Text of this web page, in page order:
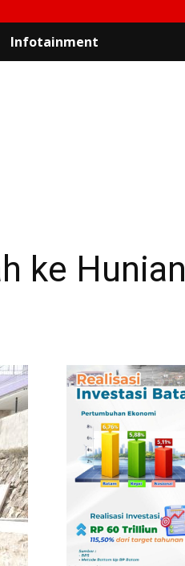
Infotainment
ke Hunian